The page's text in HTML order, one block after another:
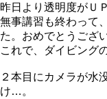
昨日より透明度がＵ
無事講習も終わって
た。おめでとうござ
これで、ダイビング
２本目にカメラが水
け…。